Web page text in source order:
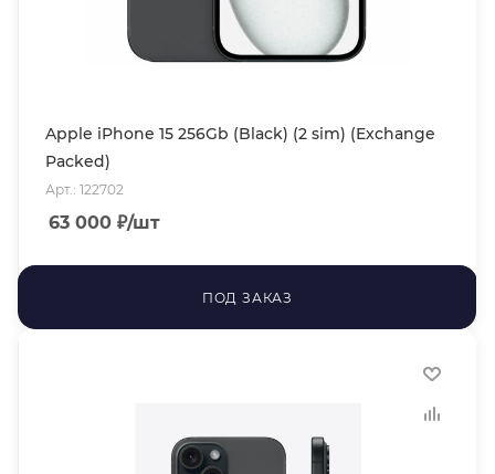
Apple iPhone 15 256Gb (Black) (2 sim) (Exchange
Packed)
Арт.: 122702
63 000 ₽/шт
ПОД ЗАКАЗ